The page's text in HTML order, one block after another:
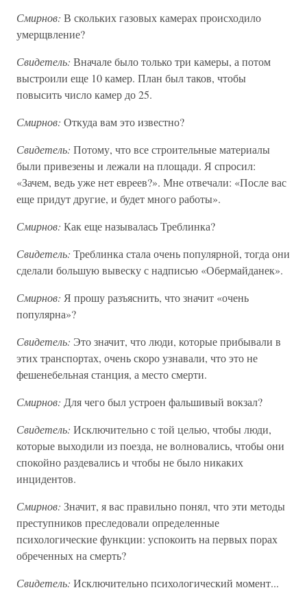
Смирнов: В скольких газовых камерах происходило
умерщвление?
Свидетель: Вначале было только три камеры, а потом
выстроили еще 10 камер. План был таков, чтобы
повысить число камер до 25.
Смирнов: Откуда вам это известно?
Свидетель: Потому, что все строительные материалы
были привезены и лежали на площади. Я спросил:
«Зачем, ведь уже нет евреев?». Мне отвечали: «После вас
еще придут другие, и будет много работы».
Смирнов: Как еще называлась Треблинка?
Свидетель: Треблинка стала очень популярной, тогда они
сделали большую вывеску с надписью «Обермайданек».
Смирнов: Я прошу разъяснить, что значит «очень
популярна»?
Свидетель: Это значит, что люди, которые прибывали в
этих транспортах, очень скоро узнавали, что это не
фешенебельная станция, а место смерти.
Смирнов: Для чего был устроен фальшивый вокзал?
Свидетель: Исключительно с той целью, чтобы люди,
которые выходили из поезда, не волновались, чтобы они
спокойно раздевались и чтобы не было никаких
инцидентов.
Смирнов: Значит, я вас правильно понял, что эти методы
преступников преследовали определенные
психологические функции: успокоить на первых порах
обреченных на смерть?
Свидетель: Исключительно психологический момент...